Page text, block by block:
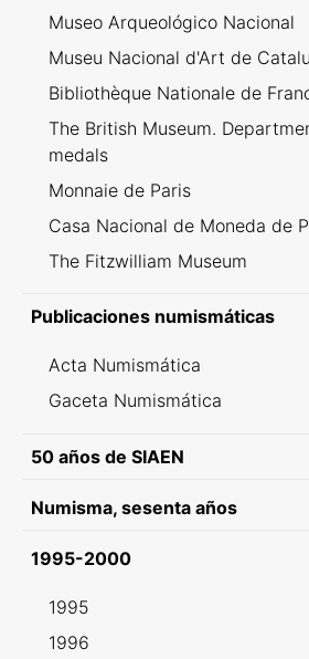
Museo Arqueológico Nacional
Museu Nacional d'Art de
Bibliothèque Nationale de
The British Museum.
medals
Monnaie de Paris
Casa Nacional de Moneda de
The Fitzwilliam Museum
Publicaciones numismáticas
Acta Numismática
Gaceta Numismática
50 años de SIAEN
Numisma, sesenta años
1995-2000
1995
1996